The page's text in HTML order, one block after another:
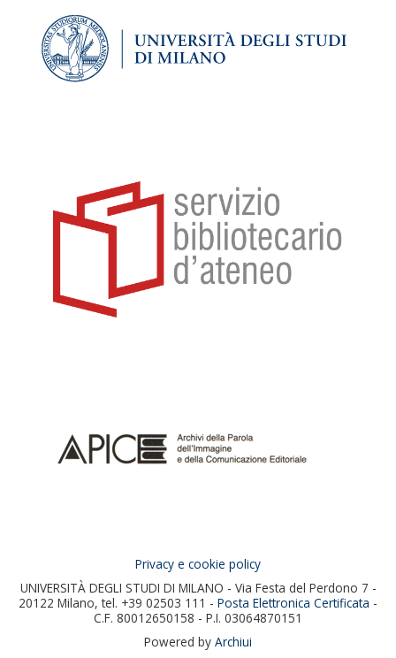
Privacy e cookie policy
UNIVERSITÀ DEGLI STUDI DI MILANO - Via Festa del Perdono 7 -
20122 Milano, tel. +39 02503 111 - Posta Elettronica Certificata -
C.F. 80012650158 - P.I. 03064870151
Powered by Archiui